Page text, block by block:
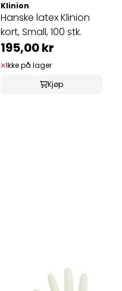
Klinion
Hanske latex Klinion
kort, Small, 100 stk.
195,00 kr
Ikke på lager
Kjøp